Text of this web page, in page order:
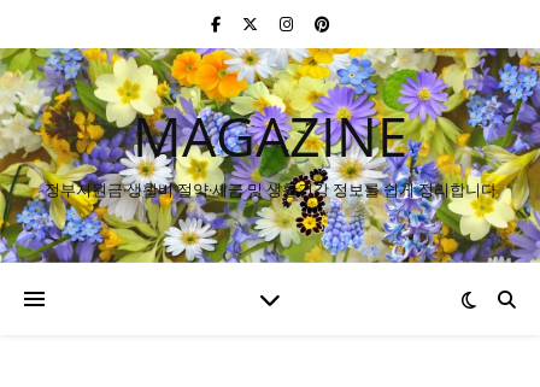
MAGAZINE
정부지원금·생활비 절약·세금 및 생활건강 정보를 쉽게 정리합니다